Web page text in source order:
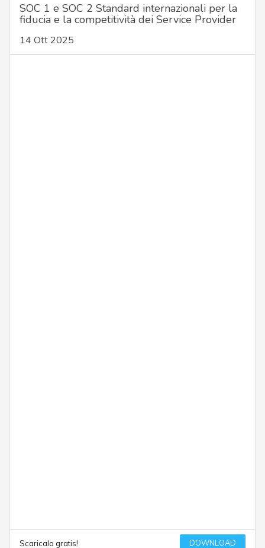
SOC 1 e SOC 2 Standard internazionali per la
fiducia e la competitività dei Service Provider
14 Ott 2025
Scaricalo gratis! DOWNLOAD